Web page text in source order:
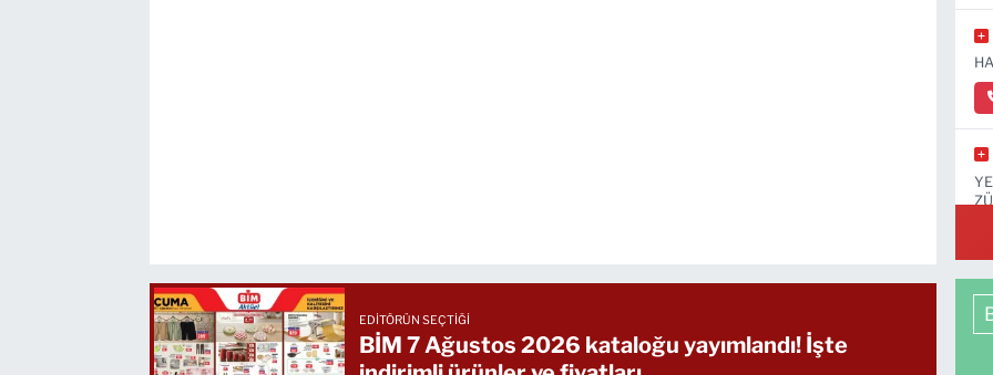
EDITÖRÜN SEÇTIĞI
BİM 7 Ağustos 2026 kataloğu yayımlandı! İşte